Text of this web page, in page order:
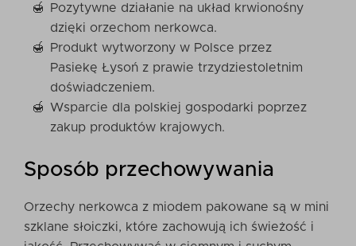
Pozytywne działanie na układ krwionośny
dzięki orzechom nerkowca.
Produkt wytworzony w Polsce przez
Pasiekę Łysoń z prawie trzydziestoletnim
doświadczeniem.
Wsparcie dla polskiej gospodarki poprzez
zakup produktów krajowych.
Sposób przechowywania
Orzechy nerkowca z miodem pakowane są w mini
szklane słoiczki, które zachowują ich świeżość i